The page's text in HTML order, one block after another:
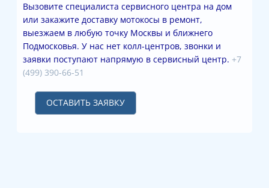
Вызовите специалиста сервисного центра на дом
или закажите доставку мотокосы в ремонт,
выезжаем в любую точку Москвы и ближнего
Подмосковья. У нас нет колл-центров, звонки и
заявки поступают напрямую в сервисный центр. +7
(499) 390-66-51
ОСТАВИТЬ ЗАЯВКУ